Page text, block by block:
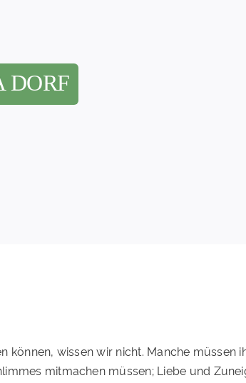
DORF
wissen wir nicht. Manche müssen
mitmachen müssen; Liebe und